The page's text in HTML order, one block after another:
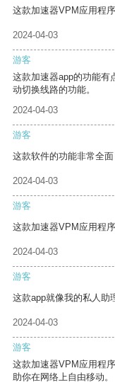
这款加速器VPM应用程
2024-04-03
游客
这款加速器app的功能有
动切换线路的功能。
2024-04-03
游客
这款软件的功能非常全面
2024-04-03
游客
这款加速器VPM应用程
2024-04-03
游客
这款app就像我的私人助
2024-04-03
游客
这款加速器VPM应用程
助你在网络上自由移动。